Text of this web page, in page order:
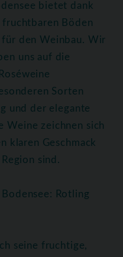
bietet dank
Böden
den Weinbau. Wir
uns auf die
Sorten
und der elegante
Weine zeichnen sich
klaren Geschmack
sind.
Rotling
seine fruchtige,